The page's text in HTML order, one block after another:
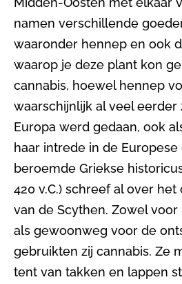
namen verschillende
waaronder hennep en ook
waarop je deze plant kon
cannabis, hoewel hennep
waarschijnlijk al veel eerder
Europa werd gedaan, ook
haar intrede in de
beroemde Griekse
420 v.C.) schreef al over
van de Scythen. Zowel
als gewoonweg voor de
gebruikten zij cannabis. Ze
tent van takken en lappen